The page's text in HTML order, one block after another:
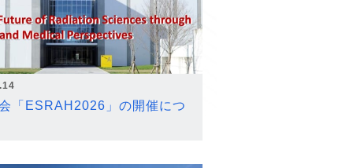
「ESRAH2026」の開催につ